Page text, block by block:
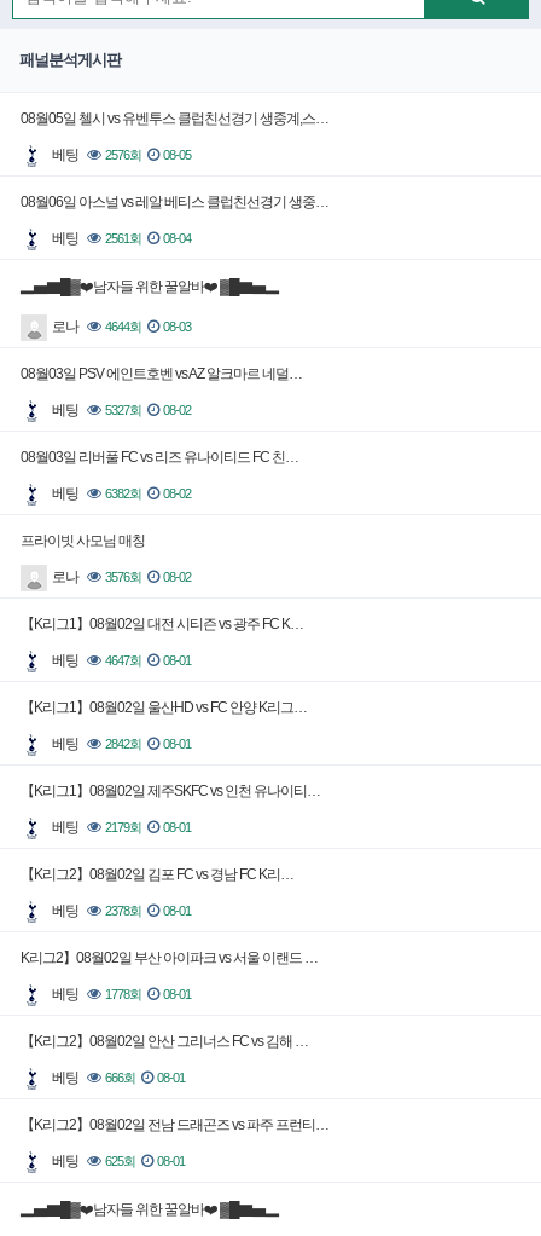
패널분석게시판
08월05일 첼시 vs 유벤투스 클럽친선경기 생중계,스…
베팅 2576회 08-05
08월06일 아스널 vs 레알 베티스 클럽친선경기 생중…
베팅 2561회 08-04
▂▅▇█▓❤️남자들 위한 꿀알바❤️ ▓█▇▅▂
로나 4644회 08-03
08월03일 PSV 에인트호벤 vs AZ 알크마르 네덜…
베팅 5327회 08-02
08월03일 리버풀 FC vs 리즈 유나이티드 FC 친…
베팅 6382회 08-02
프라이빗 사모님 매칭
로나 3576회 08-02
【K리그1】08월02일 대전 시티즌 vs 광주 FC K…
베팅 4647회 08-01
【K리그1】08월02일 울산HD vs FC 안양 K리그…
베팅 2842회 08-01
【K리그1】08월02일 제주SKFC vs 인천 유나이티…
베팅 2179회 08-01
【K리그2】08월02일 김포 FC vs 경남 FC K리…
베팅 2378회 08-01
K리그2】08월02일 부산 아이파크 vs 서울 이랜드 …
베팅 1778회 08-01
【K리그2】08월02일 안산 그리너스 FC vs 김해 …
베팅 666회 08-01
【K리그2】08월02일 전남 드래곤즈 vs 파주 프런티…
베팅 625회 08-01
▂▅▇█▓❤️남자들 위한 꿀알바❤️ ▓█▇▅▂